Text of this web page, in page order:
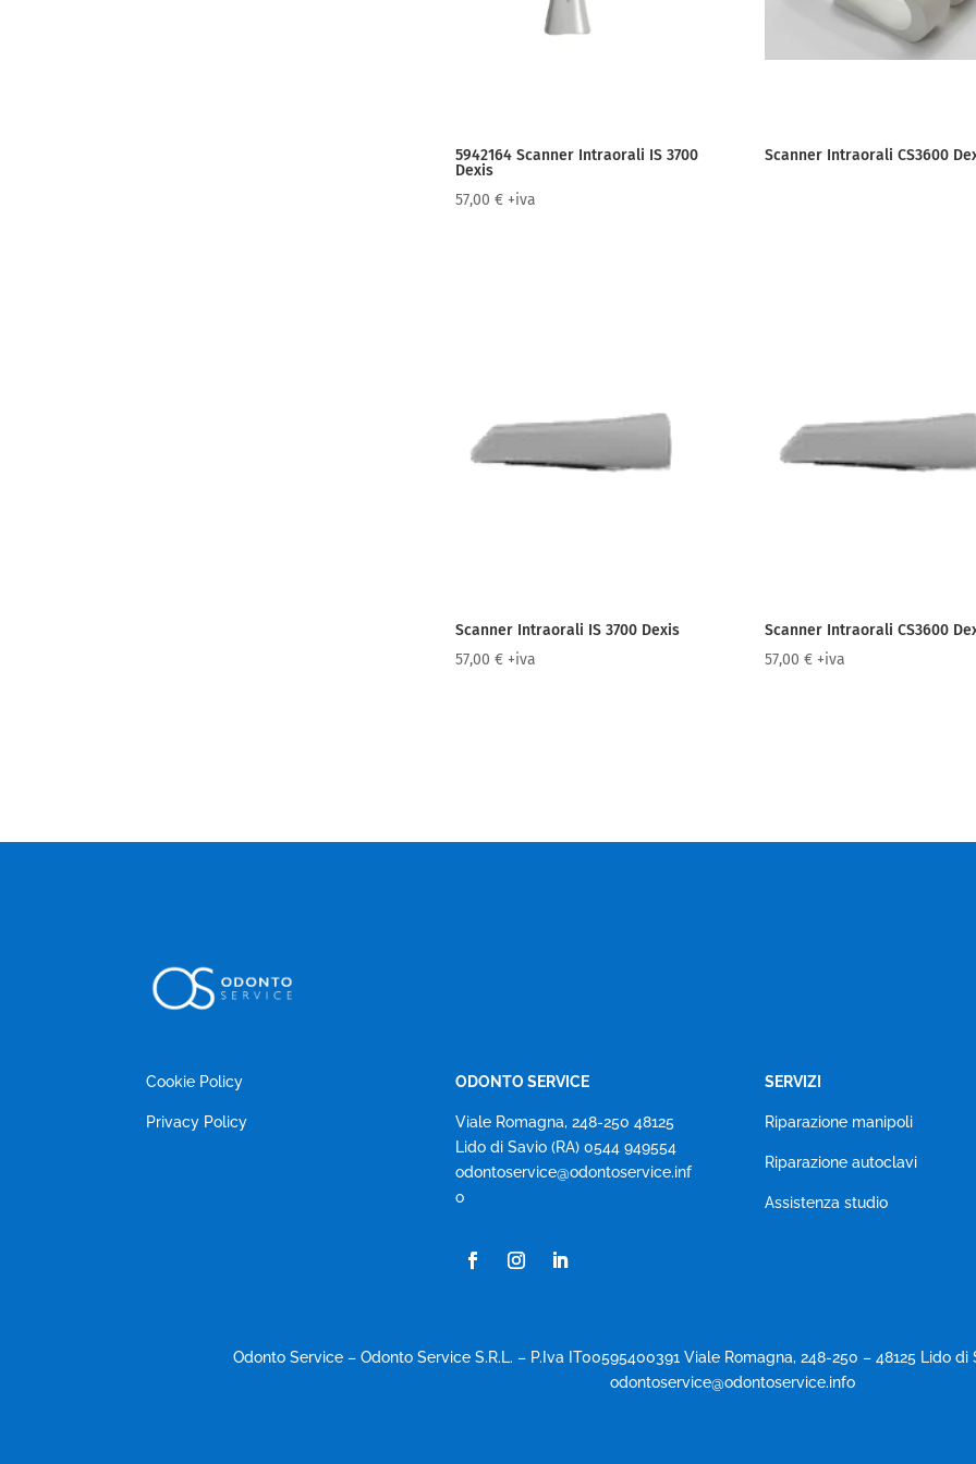
5942164 Scanner Intraorali IS 3700
Dexis
57,00 € +iva
Scanner Intraorali CS3600
Scanner Intraorali IS 3700 Dexis
57,00 € +iva
Scanner Intraorali CS3600
57,00 € +iva
Cookie Policy
Privacy Policy
ODONTO SERVICE
Viale Romagna, 248-250 48125
Lido di Savio (RA) 0544 949554
odontoservice@odontoservice.inf
o
SERVIZI
Riparazione manipoli
Riparazione autoclavi
Assistenza studio
Odonto Service – Odonto Service S.R.L. – P.Iva IT00595400391 Viale Romagna, 248-250 – 48125 Lido di
odontoservice@odontoservice.info